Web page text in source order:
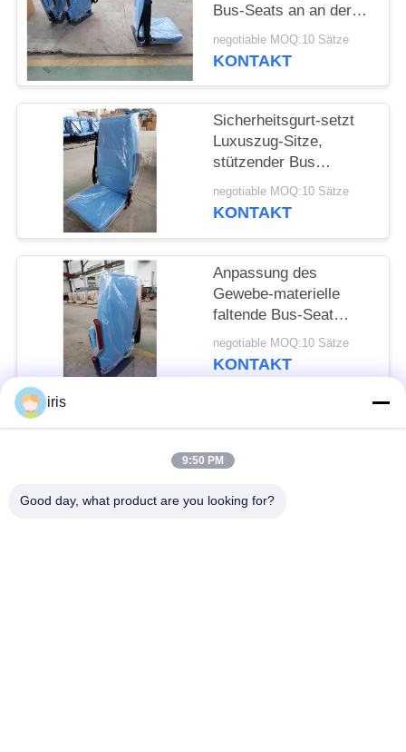
Bus-Seats an an der
Wand befestigten
Seitenstahlsockeln G
negotiable MOQ:10 Sätze
KONTAKT
Sicherheitsgurt-setzt
Luxuszug-Sitze,
stützender Bus
Multifunktionsarmlehne
negotiable MOQ:10 Sätze
KONTAKT
Anpassung des
Gewebe-materielle
faltende Bus-Seat
Soem-ODM-Service-
annehmbare Winkel-
40°
negotiable MOQ:10 Sätze
KONTAKT
Luxusbus-Sitze
Küstenmotorschiff-
iris
9:50 PM
Good day, what product are you looking for?